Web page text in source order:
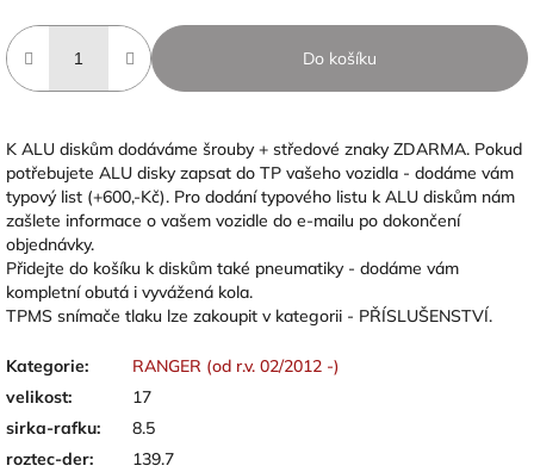
Do košíku
K ALU diskům dodáváme šrouby + středové znaky ZDARMA. Pokud
potřebujete ALU disky zapsat do TP vašeho vozidla - dodáme vám
typový list (+600,-Kč). Pro dodání typového listu k ALU diskům nám
zašlete informace o vašem vozidle do e-mailu po dokončení
objednávky.
Přidejte do košíku k diskům také pneumatiky - dodáme vám
kompletní obutá i vyvážená kola.
TPMS snímače tlaku lze zakoupit v kategorii - PŘÍSLUŠENSTVÍ.
Kategorie:
RANGER (od r.v. 02/2012 -)
velikost:
17
sirka-rafku:
8.5
roztec-der:
139.7